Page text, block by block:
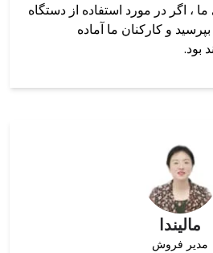
مالیندا
مدیر فروش
، اگر در مورد استفاده از دستگاه
و کارکنان ما آماده
بود.